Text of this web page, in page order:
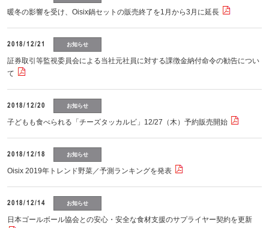
暖冬の影響を受け、Oisix鍋セットの販売終了を1月から3月に延長
2018/12/21 お知らせ
証券取引等監視委員会による当社元社員に対する課徴金納付命令の勧告につい
て
2018/12/20 お知らせ
子どもも食べられる「チーズタッカルビ」12/27（木）予約販売開始
2018/12/18 お知らせ
Oisix 2019年トレンド野菜／予測ランキングを発表
2018/12/14 お知らせ
日本ゴールボール協会との安心・安全な食材支援のサプライヤー契約を更新